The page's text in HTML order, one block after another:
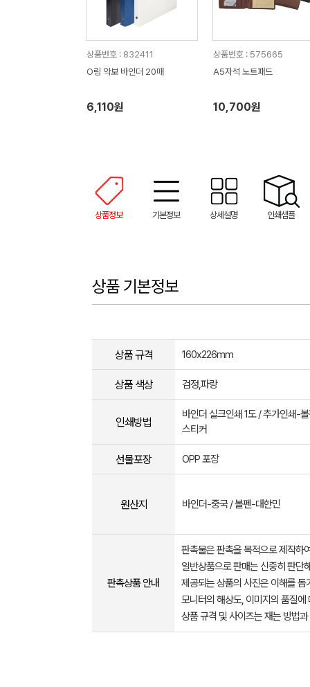
상품번호 : 832411
O링 악보 바인더 20매
6,110원
상품번호 : 575665
A5자석 노트패드
10,700원
상품정보 기본정보 상세설명 인쇄샘플
상품 기본정보
상품 규격 160x226mm
상품 색상 검정,파랑
인쇄방법
바인더 실크인쇄 1도 / 추가인쇄-
스티커
선물포장 OPP 포장
원산지 바인더-중국 / 볼펜-대한민
판촉상품 안내
판촉물은 판촉을 목적으로 제작하
일반상품으로 판매는 신중히 판단
제공되는 상품의 사진은 이해를
모니터의 해상도, 이미지의 품질
상품 규격 및 사이즈는 재는 방법